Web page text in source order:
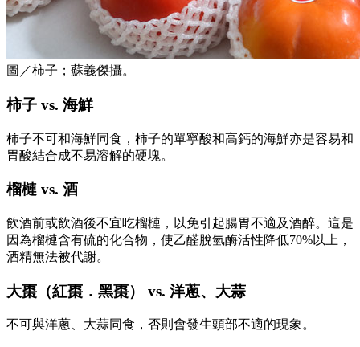
圖／柿子；蘇義傑攝。
柿子 vs. 海鮮
柿子不可和海鮮同食，柿子的單寧酸和高鈣的海鮮亦是容易和
胃酸結合成不易溶解的硬塊。
榴槤 vs. 酒
飲酒前或飲酒後不宜吃榴槤，以免引起腸胃不適及酒醉。這是
因為榴槤含有硫的化合物，使乙醛脫氫酶活性降低70%以上，
酒精無法被代謝。
大棗（紅棗．黑棗） vs. 洋蔥、大蒜
不可與洋蔥、大蒜同食，否則會發生頭部不適的現象。